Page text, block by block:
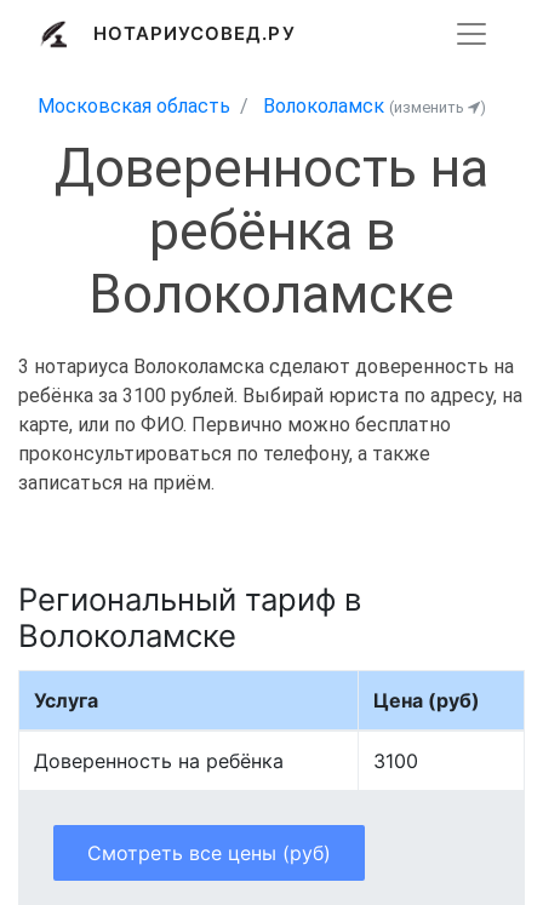
НОТАРИУСОВЕД.РУ
Московская область Волоколамск (изменить )
Доверенность на
ребёнка в
Волоколамске
3 нотариуса Волоколамска сделают доверенность на
ребёнка за 3100 рублей. Выбирай юриста по адресу, на
карте, или по ФИО. Первично можно бесплатно
проконсультироваться по телефону, а также
записаться на приём.
Региональный тариф в
Волоколамске
Услуга Цена (руб)
Доверенность на ребёнка 3100
Смотреть все цены (руб)